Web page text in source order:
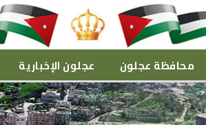
محافظة عجلون عجلون الإخبارية